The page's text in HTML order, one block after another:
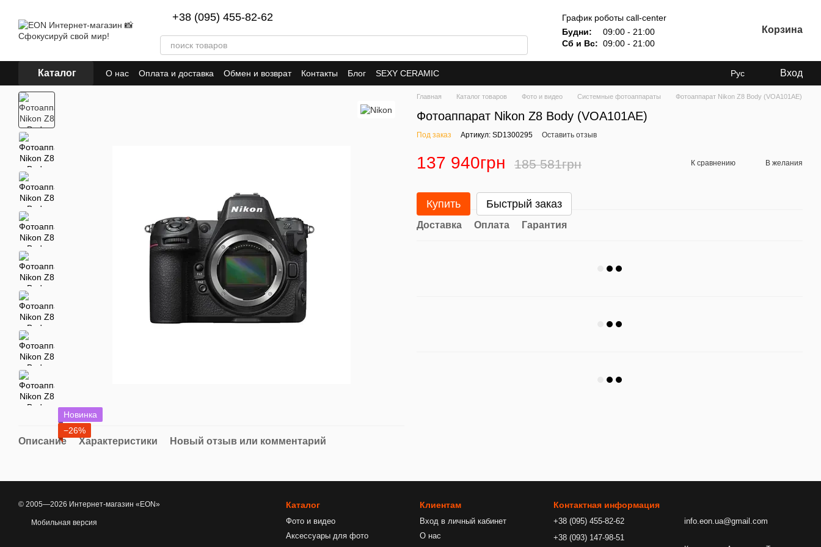
+38 (095) 455-82-62
График роботы call-center
Будни:
09:00 - 21:00
Сб и Вс: 09:00 - 21:00
Корзина
Каталог О нас Оплата и доставка Обмен и возврат Контакты Блог SEXY CERAMIC Рус Вход
Новинка
−26%
Описание Характеристики Новый отзыв или комментарий
Главная Каталог товаров Фото и видео Системные фотоаппараты Фотоаппарат Nikon Z8 Body (VOA101AE)
Фотоаппарат Nikon Z8 Body (VOA101AE)
Под заказ Артикул: SD1300295 Оставить отзыв
137 940грн 185 581грн К сравнению В желания
Купить Быстрый заказ
Доставка Оплата Гарантия
© 2005—2026 Интернет-магазин «EON»
Мобильная версия
Каталог
Фото и видео
Аксессуары для фото
Клиентам
Вход в личный кабинет
О нас
Контактная информация
+38 (095) 455-82-62
+38 (093) 147-98-51
info.eon.ua@gmail.com